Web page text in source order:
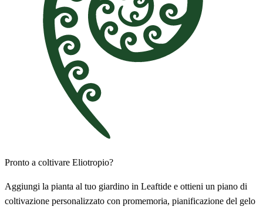
Pronto a coltivare Eliotropio?
Aggiungi la pianta al tuo giardino in Leaftide e ottieni un piano di
coltivazione personalizzato con promemoria, pianificazione del gelo